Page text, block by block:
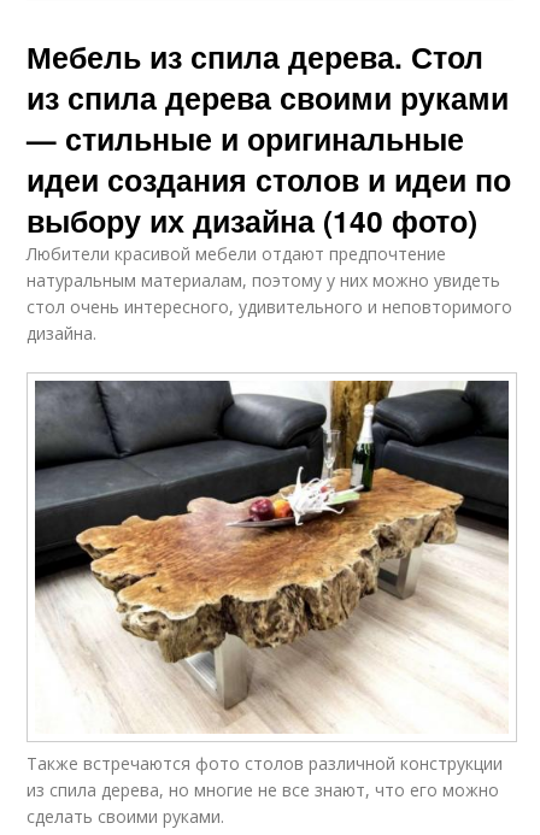
Мебель из спила дерева. Стол
из спила дерева своими руками
— стильные и оригинальные
идеи создания столов и идеи по
выбору их дизайна (140 фото)
Любители красивой мебели отдают предпочтение
натуральным материалам, поэтому у них можно увидеть
стол очень интересного, удивительного и неповторимого
дизайна.
Также встречаются фото столов различной конструкции
из спила дерева, но многие не все знают, что его можно
сделать своими руками.